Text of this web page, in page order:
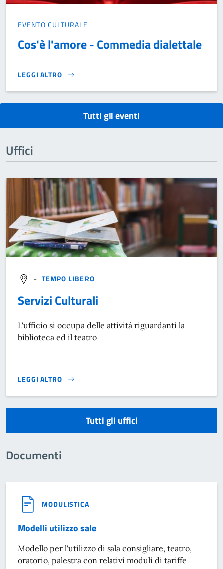
EVENTO CULTURALE
Cos'è l'amore - Commedia dialettale
LEGGI ALTRO
COS'È L'AMORE - COMMEDIA DIALETTALE}
Tutti gli eventi
Uffici
- TEMPO LIBERO
Servizi Culturali
L'ufficio si occupa delle attività riguardanti la
biblioteca ed il teatro
LEGGI ALTRO
}
Tutti gli uffici
Documenti
MODULISTICA
Modelli utilizzo sale
Modello per l'utilizzo di sala consigliare, teatro,
oratorio, palestra con relativi moduli di tariffe